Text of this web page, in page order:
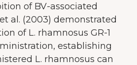
of BV-associated
al. (2003) demonstrated
of L. rhamnosus GR-1
establishing
L. rhamnosus can